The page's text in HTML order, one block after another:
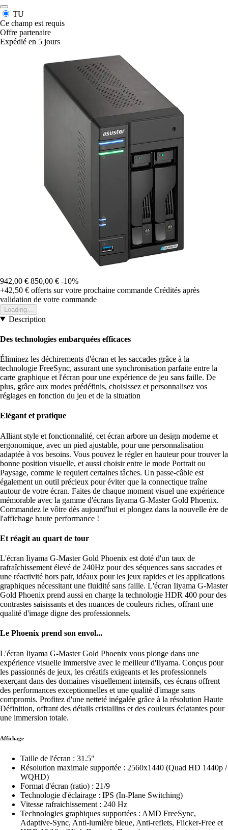
TU
Ce champ est requis
Offre partenaire
Expédié en 5 jours
942,00 € 850,00 € -10%
+42,50 € offerts sur votre prochaine commande Crédités après
validation de votre commande
Loading...
Description
Des technologies embarquées efficaces
Éliminez les déchirements d'écran et les saccades grâce à la
technologie FreeSync, assurant une synchronisation parfaite entre la
carte graphique et l'écran pour une expérience de jeu sans faille. De
plus, grâce aux modes prédéfinis, choisissez et personnalisez vos
réglages en fonction du jeu et de la situation
Elégant et pratique
Alliant style et fonctionnalité, cet écran arbore un design moderne et
ergonomique, avec un pied ajustable, pour une personnalisation
adaptée à vos besoins. Vous pouvez le régler en hauteur pour trouver la
bonne position visuelle, et aussi choisir entre le mode Portrait ou
Paysage, comme le requiert certaines tâches. Un passe-câble est
également un outil précieux pour éviter que la connectique traîne
autour de votre écran. Faites de chaque moment visuel une expérience
mémorable avec la gamme d'écrans Iiyama G-Master Gold Phoenix.
Commandez le vôtre dès aujourd'hui et plongez dans la nouvelle ère de
l'affichage haute performance !
Et réagit au quart de tour
L'écran Iiyama G-Master Gold Phoenix est doté d'un taux de
rafraîchissement élevé de 240Hz pour des séquences sans saccades et
une réactivité hors pair, idéaux pour les jeux rapides et les applications
graphiques nécessitant une fluidité sans faille. L'écran Iiyama G-Master
Gold Phoenix prend aussi en charge la technologie HDR 400 pour des
contrastes saisissants et des nuances de couleurs riches, offrant une
qualité d'image digne des professionnels.
Le Phoenix prend son envol...
L'écran Iiyama G-Master Gold Phoenix vous plonge dans une
expérience visuelle immersive avec le meilleur d'Iiyama. Conçus pour
les passionnés de jeux, les créatifs exigeants et les professionnels
exerçant dans des domaines visuellement intensifs, ces écrans offrent
des performances exceptionnelles et une qualité d'image sans
compromis. Profitez d'une netteté inégalée grâce à la résolution Haute
Définition, offrant des détails cristallins et des couleurs éclatantes pour
une immersion totale.
Affichage
Taille de l'écran : 31.5"
Résolution maximale supportée : 2560x1440 (Quad HD 1440p /
WQHD)
Format d'écran (ratio) : 21/9
Technologie d'éclairage : IPS (In-Plane Switching)
Vitesse rafraichissement : 240 Hz
Technologies graphiques supportées : AMD FreeSync,
Adaptive-Sync, Anti-lumière bleue, Anti-reflets, Flicker-Free et